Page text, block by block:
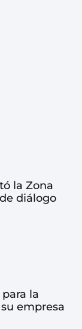
la Zona
diálogo
la
empresa